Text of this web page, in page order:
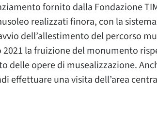
fornito dalla Fondazione
realizzati finora, con la
dell’allestimento del percorso
2021 la fruizione del monumento
delle opere di musealizzazione.
effettuare una visita dell’area